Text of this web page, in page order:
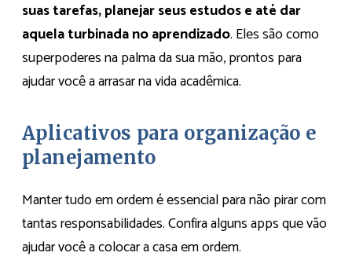
suas tarefas, planejar seus estudos e até dar
aquela turbinada no aprendizado. Eles são como
superpoderes na palma da sua mão, prontos para
ajudar você a arrasar na vida acadêmica.
Aplicativos para organização e
planejamento
Manter tudo em ordem é essencial para não pirar com
tantas responsabilidades. Confira alguns apps que vão
ajudar você a colocar a casa em ordem.